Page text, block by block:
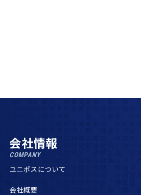
会社情報
COMPANY
ユニポスについて
会社概要